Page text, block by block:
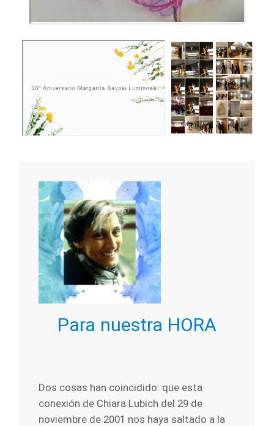
Para nuestra HORA
Dos cosas han coincidido: que esta
conexión de Chiara Lubich del 29 de
noviembre de 2001 nos haya saltado a la